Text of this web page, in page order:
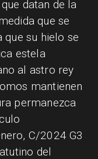
datan de la
que se
su hielo se
estela
al astro rey
mantienen
permanezca
C/2024 G3
del